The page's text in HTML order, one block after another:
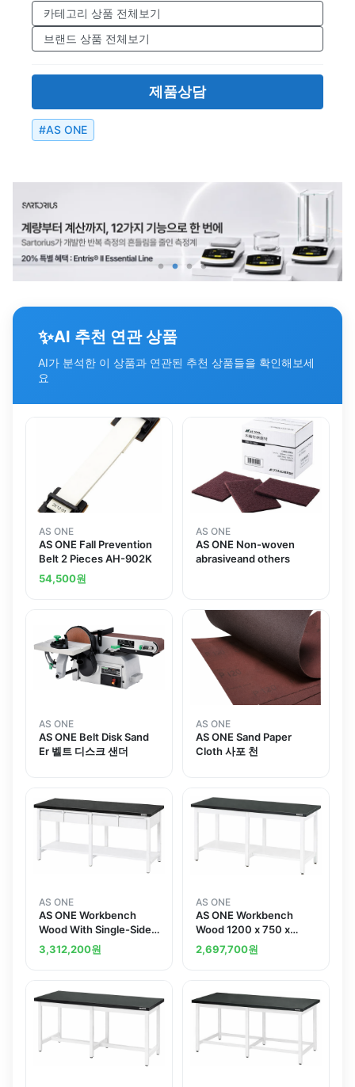
카테고리 상품 전체보기
브랜드 상품 전체보기
제품상담
#AS ONE
✨AI 추천 연관 상품
AI가 분석한 이 상품과 연관된 추천 상품들을 확인해보세
요
AS ONE
AS ONE Fall Prevention
Belt 2 Pieces AH-902K
54,500원
AS ONE
AS ONE Non-woven
abrasiveand others
AS ONE
AS ONE Belt Disk Sand
Er 벨트 디스크 샌더
AS ONE
AS ONE Sand Paper
Cloth 사포 천
AS ONE
AS ONE Workbench
Wood With Single-Sided
Drawers 1200 x 750 x
800mmand others
3,312,200원
AS ONE
AS ONE Workbench
Wood 1200 x 750 x
800mmand others
2,697,700원